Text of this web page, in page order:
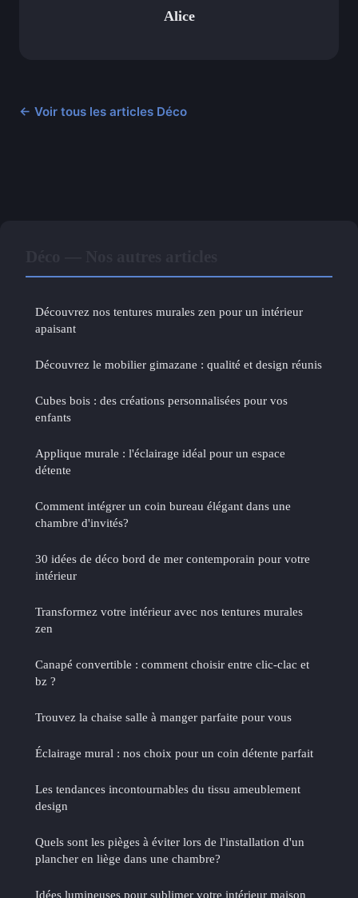
Alice
← Voir tous les articles Déco
Découvrez nos tentures murales zen pour un intérieur
apaisant
Découvrez le mobilier gimazane : qualité et design réunis
Cubes bois : des créations personnalisées pour vos
enfants
Applique murale : l'éclairage idéal pour un espace
détente
Comment intégrer un coin bureau élégant dans une
chambre d'invités?
30 idées de déco bord de mer contemporain pour votre
intérieur
Transformez votre intérieur avec nos tentures murales
zen
Canapé convertible : comment choisir entre clic-clac et
bz ?
Trouvez la chaise salle à manger parfaite pour vous
Éclairage mural : nos choix pour un coin détente parfait
Les tendances incontournables du tissu ameublement
design
Quels sont les pièges à éviter lors de l'installation d'un
plancher en liège dans une chambre?
Idées lumineuses pour sublimer votre intérieur maison